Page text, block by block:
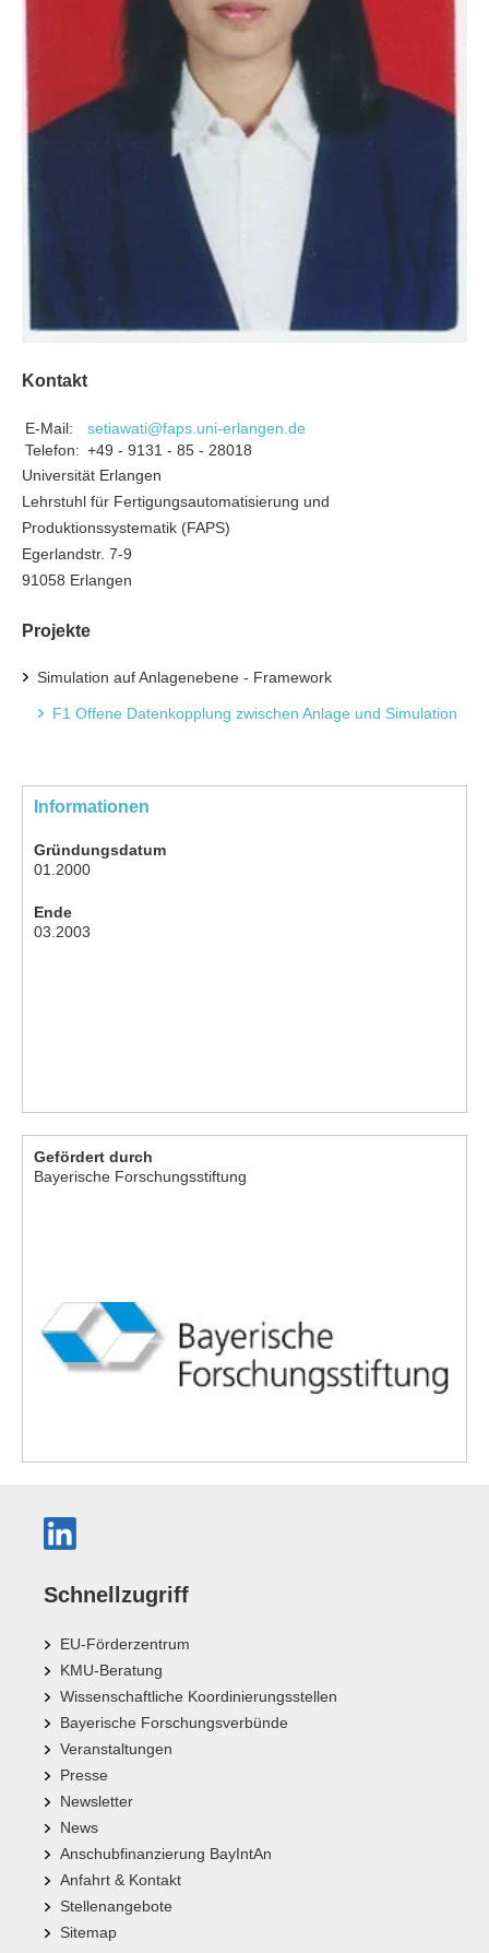
Kontakt
E-Mail:
setiawati@faps.uni-erlangen.de
Telefon: +49 - 9131 - 85 - 28018
Universität Erlangen
Lehrstuhl für Fertigungsautomatisierung und
Produktionssystematik (FAPS)
Egerlandstr. 7-9
91058 Erlangen
Projekte
Simulation auf Anlagenebene - Framework
F1 Offene Datenkopplung zwischen Anlage und Simulation
Informationen
Gründungsdatum
01.2000
Ende
03.2003
Gefördert durch
Bayerische Forschungsstiftung
Schnellzugriff
EU-Förderzentrum
KMU-Beratung
Wissenschaftliche Koordinierungsstellen
Bayerische Forschungsverbünde
Veranstaltungen
Presse
Newsletter
News
Anschubfinanzierung BayIntAn
Anfahrt & Kontakt
Stellenangebote
Sitemap